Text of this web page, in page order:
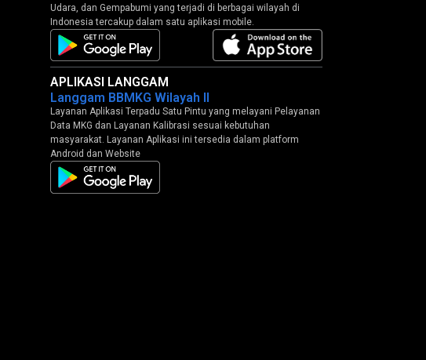
Udara, dan Gempabumi yang terjadi di berbagai wilayah di
Indonesia tercakup dalam satu aplikasi mobile.
APLIKASI LANGGAM
Langgam BBMKG Wilayah II
Layanan Aplikasi Terpadu Satu Pintu yang melayani Pelayanan
Data MKG dan Layanan Kalibrasi sesuai kebutuhan
masyarakat. Layanan Aplikasi ini tersedia dalam platform
Android dan Website